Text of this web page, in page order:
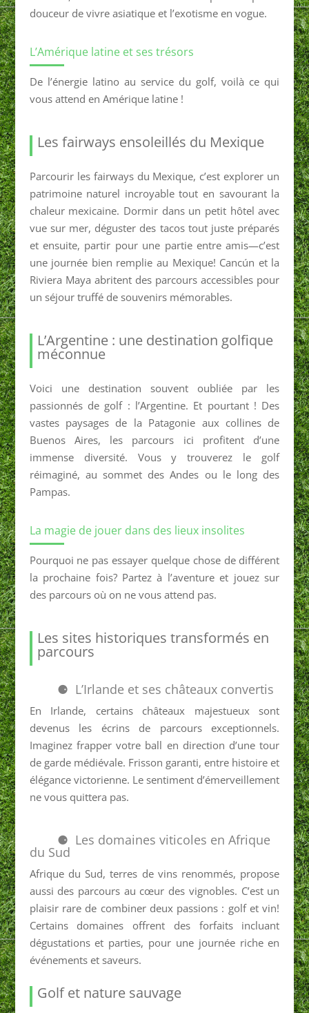
douceur de vivre asiatique et l’exotisme en vogue.
L’Amérique latine et ses trésors
De l’énergie latino au service du golf, voilà ce qui
vous attend en Amérique latine !
Les fairways ensoleillés du Mexique
Parcourir les fairways du Mexique, c’est explorer un
patrimoine naturel incroyable tout en savourant la
chaleur mexicaine. Dormir dans un petit hôtel avec
vue sur mer, déguster des tacos tout juste préparés
et ensuite, partir pour une partie entre amis—c’est
une journée bien remplie au Mexique! Cancún et la
Riviera Maya abritent des parcours accessibles pour
un séjour truffé de souvenirs mémorables.
L’Argentine : une destination golfique
méconnue
Voici une destination souvent oubliée par les
passionnés de golf : l’Argentine. Et pourtant ! Des
vastes paysages de la Patagonie aux collines de
Buenos Aires, les parcours ici profitent d’une
immense diversité. Vous y trouverez le golf
réimaginé, au sommet des Andes ou le long des
Pampas.
La magie de jouer dans des lieux insolites
Pourquoi ne pas essayer quelque chose de différent
la prochaine fois? Partez à l’aventure et jouez sur
des parcours où on ne vous attend pas.
Les sites historiques transformés en
parcours
L’Irlande et ses châteaux convertis
En Irlande, certains châteaux majestueux sont
devenus les écrins de parcours exceptionnels.
Imaginez frapper votre ball en direction d’une tour
de garde médiévale. Frisson garanti, entre histoire et
élégance victorienne. Le sentiment d’émerveillement
ne vous quittera pas.
Les domaines viticoles en Afrique
du Sud
Afrique du Sud, terres de vins renommés, propose
aussi des parcours au cœur des vignobles. C’est un
plaisir rare de combiner deux passions : golf et vin!
Certains domaines offrent des forfaits incluant
dégustations et parties, pour une journée riche en
événements et saveurs.
Golf et nature sauvage